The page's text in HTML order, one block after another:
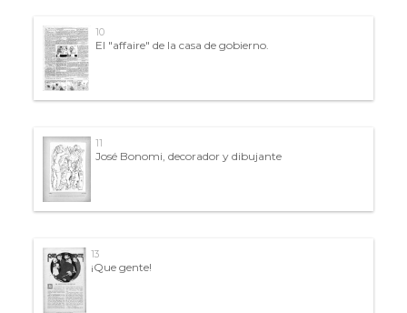
10
El "affaire" de la casa de gobierno.
11
José Bonomi, decorador y dibujante
13
¡Que gente!